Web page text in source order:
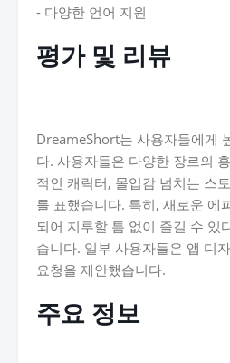
- 다양한 언어 지원
평가 및 리뷰
DreameShort는 사용자들에게
다. 사용자들은 다양한 장르의
적인 캐릭터, 몰입감 넘치는 스
를 표했습니다. 특히, 새로운 에
되어 지루할 틈 없이 즐길 수 있
습니다. 일부 사용자들은 앱 디
요청을 제안했습니다.
주요 정보